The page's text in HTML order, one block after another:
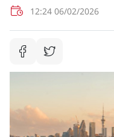
12:24 06/02/2026